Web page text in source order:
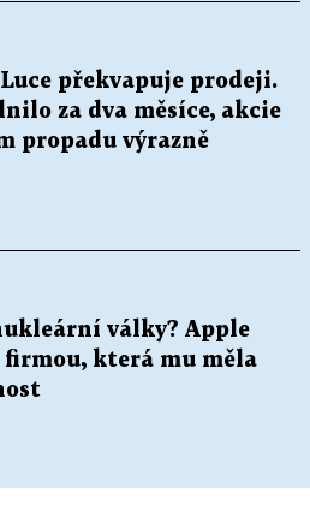
překvapuje prodeji.
za dva měsíce, akcie
propadu výrazně
války? Apple
firmou, která mu měla